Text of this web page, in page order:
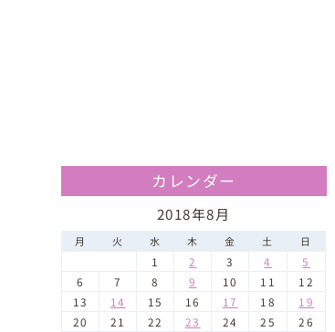
カレンダー
2018年8月
月 火 水 木 金 土 日
1 2 3 4
5
6
7 8 9 10 11
12
13
14 15 16 17 18
19
20
21 22 23 24 25
26